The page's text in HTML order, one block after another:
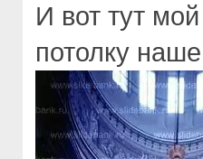
И вот тут
потолку